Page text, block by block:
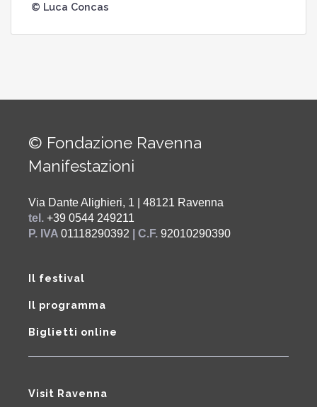
© Luca Concas
© Fondazione Ravenna
Manifestazioni
Via Dante Alighieri, 1 | 48121 Ravenna
tel. +39 0544 249211
P. IVA 01118290392 | C.F. 92010290390
Il festival
Il programma
Biglietti online
Visit Ravenna